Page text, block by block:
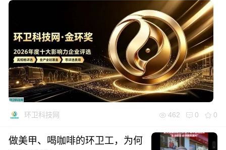
环卫科技网 462 0 0
做美甲、喝咖啡的环卫工，为何